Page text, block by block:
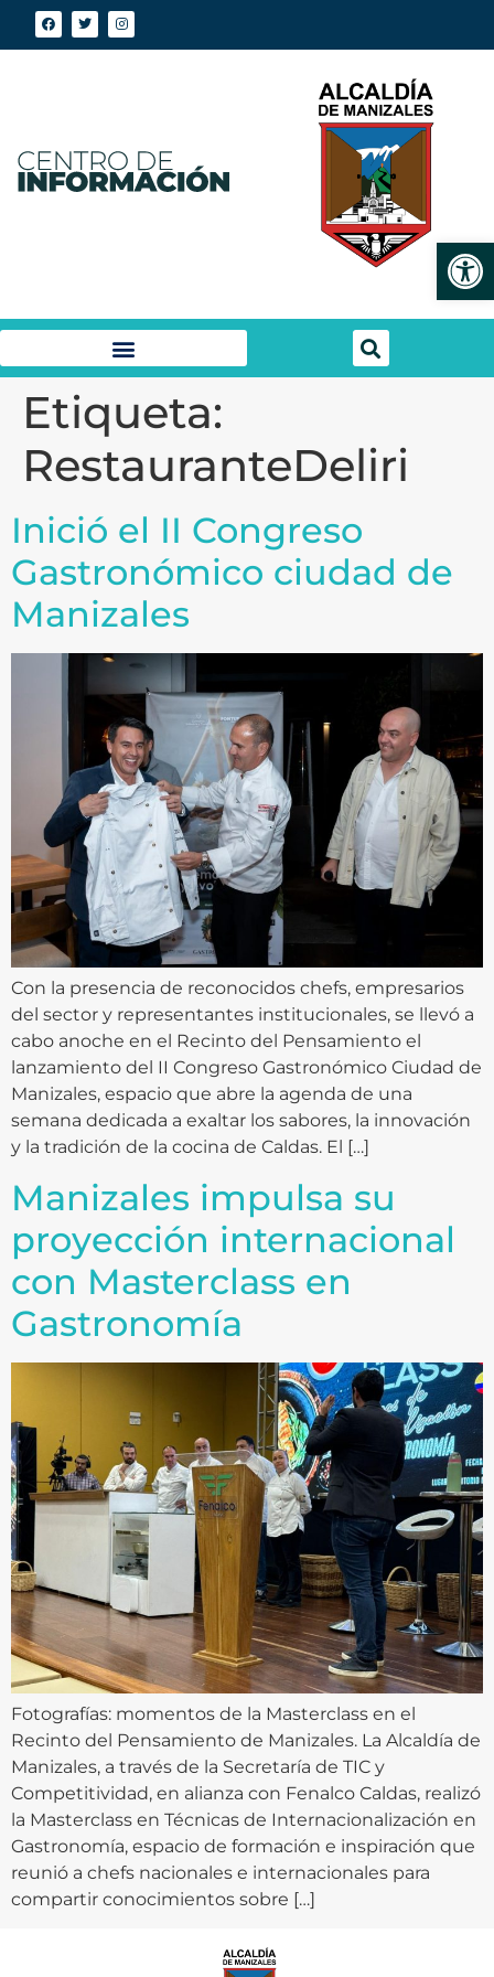
Etiqueta:
RestauranteDeliri
Inició el II Congreso
Gastronómico ciudad de
Manizales
Con la presencia de reconocidos chefs, empresarios
del sector y representantes institucionales, se llevó a
cabo anoche en el Recinto del Pensamiento el
lanzamiento del II Congreso Gastronómico Ciudad de
Manizales, espacio que abre la agenda de una
semana dedicada a exaltar los sabores, la innovación
y la tradición de la cocina de Caldas. El […]
Manizales impulsa su
proyección internacional
con Masterclass en
Gastronomía
Fotografías: momentos de la Masterclass en el
Recinto del Pensamiento de Manizales. La Alcaldía de
Manizales, a través de la Secretaría de TIC y
Competitividad, en alianza con Fenalco Caldas, realizó
la Masterclass en Técnicas de Internacionalización en
Gastronomía, espacio de formación e inspiración que
reunió a chefs nacionales e internacionales para
compartir conocimientos sobre […]